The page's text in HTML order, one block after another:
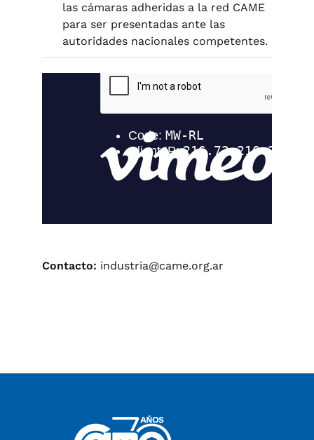
las cámaras adheridas a la red CAME
para ser presentadas ante las
autoridades nacionales competentes.
Contacto: industria@came.org.ar